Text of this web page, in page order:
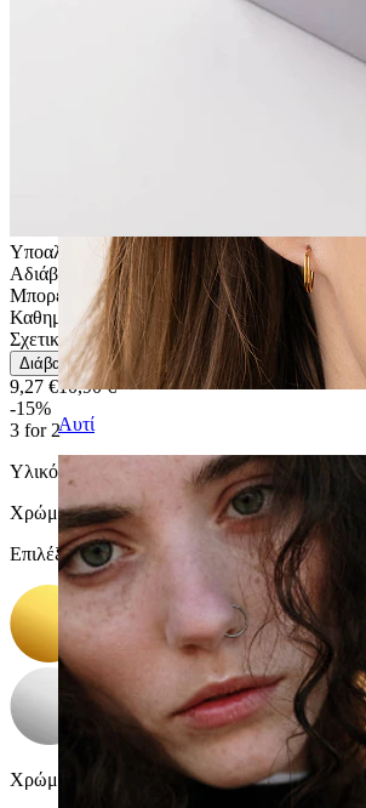
Αυτί
Υποαλλεργικά
Αδιάβροχο
Μπορεί να διαρκέσει μια ζωή
Καθημερινή χρήση
Σχετικά Εύκολο
Διάβασε περισσότερα
9,27 €10,90 €
-15%
3 for 2
Υλικό:
Χρώμα:
Επιλέξτε Χρώμα
Χρώμα πολύτιμου λίθου:Διάφανο